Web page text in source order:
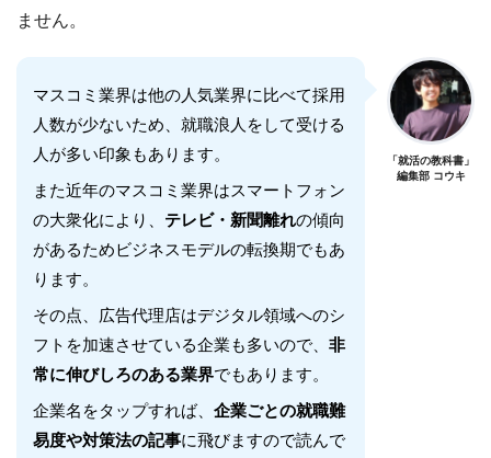
ません。
マスコミ業界は他の人気業界に比べて採用
人数が少ないため、就職浪人をして受ける
人が多い印象もあります。
また近年のマスコミ業界はスマートフォン
の大衆化により、 テレビ・新聞離れの傾向
があるためビジネスモデルの転換期でもあ
ります。
その点、広告代理店はデジタル領域へのシ
フトを加速させている企業も多いので、 非
常に伸びしろのある業界でもあります。
企業名をタップすれば、 企業ごとの就職難
易度や対策法の記事に飛びますので読んで
「就活の教科書」
編集部 コウキ